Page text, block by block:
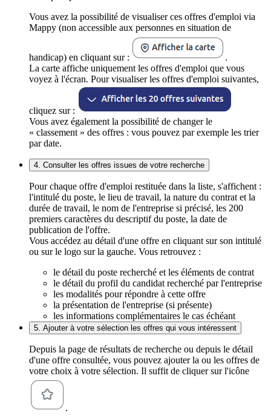
Vous avez la possibilité de visualiser ces offres d'emploi via
Mappy (non accessible aux personnes en situation de
handicap) en cliquant sur :
.
La carte affiche uniquement les offres d'emploi que vous
voyez à l'écran. Pour visualiser les offres d'emploi suivantes,
cliquez sur :
Vous avez également la possibilité de changer le
« classement » des offres : vous pouvez par exemple les trier
par date.
4. Consulter les offres issues de votre recherche
Pour chaque offre d'emploi restituée dans la liste, s'affichent :
l'intitulé du poste, le lieu de travail, la nature du contrat et la
durée de travail, le nom de l'entreprise si précisé, les 200
premiers caractères du descriptif du poste, la date de
publication de l'offre.
Vous accédez au détail d'une offre en cliquant sur son intitulé
ou sur le logo sur la gauche. Vous retrouvez :
le détail du poste recherché et les éléments de contrat
le détail du profil du candidat recherché par l'entreprise
les modalités pour répondre à cette offre
la présentation de l'entreprise (si présente)
les informations complémentaires le cas échéant
5. Ajouter à votre sélection les offres qui vous intéressent
Depuis la page de résultats de recherche ou depuis le détail
d'une offre consultée, vous pouvez ajouter la ou les offres de
votre choix à votre sélection. Il suffit de cliquer sur l'icône
.